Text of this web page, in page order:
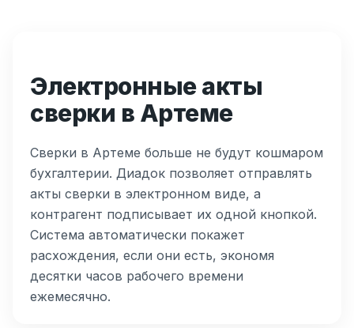
Электронные акты
сверки в Артеме
Сверки в Артеме больше не будут кошмаром
бухгалтерии. Диадок позволяет отправлять
акты сверки в электронном виде, а
контрагент подписывает их одной кнопкой.
Система автоматически покажет
расхождения, если они есть, экономя
десятки часов рабочего времени
ежемесячно.